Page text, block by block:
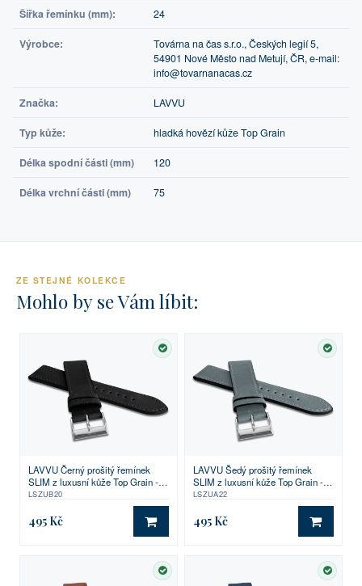
Šířka řemínku (mm): 24
Výrobce:
Továrna na čas s.r.o., Českých legií 5,
54901 Nové Město nad Metují, ČR, e-mail:
info@tovarnanacas.cz
Značka: LAVVU
Typ kůže: hladká hovězí kůže Top Grain
Délka spodní části (mm) 120
Délka vrchní části (mm) 75
ZE STEJNÉ KOLEKCE
Mohlo by se Vám líbit:
SKLADEM
LAVVU Černý prošitý řemínek
SLIM z luxusní kůže Top Grain -
20
LSZUB20
495 Kč DO KOŠÍKU
LAVVU Šedý prošitý řemínek
SLIM z luxusní kůže Top Grain -
22
LSZUA22
495 Kč DO
SKLADEM